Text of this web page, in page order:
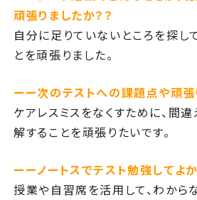
頑張りましたか？ ？
自分に足りていないところを探し
とを頑張りました。
ーー次のテストへの課題点や頑張
ケアレスミスをなくすために、間
解することを頑張りたいです。
ーーノートスでテスト勉強してよ
授業や自習席を活用して、わから